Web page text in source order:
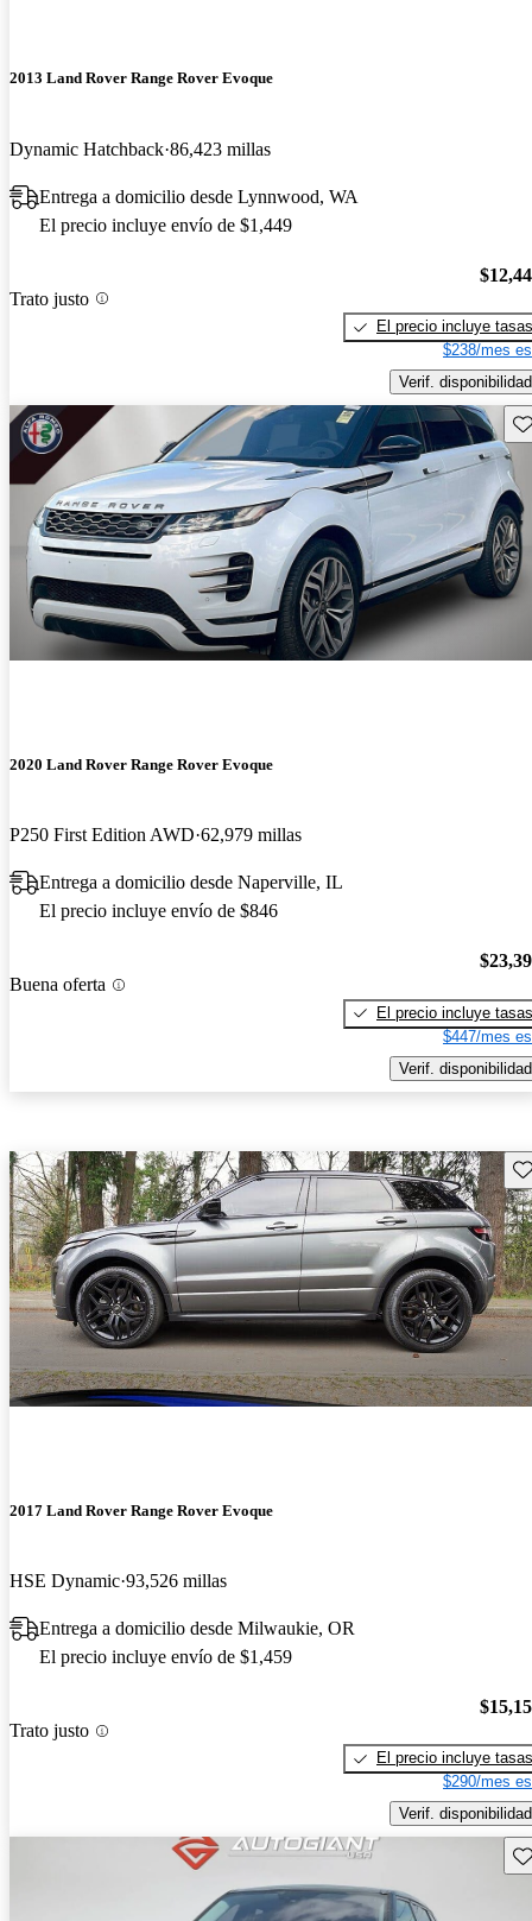
2013 Land Rover Range Rover Evoque
Dynamic Hatchback 86,423 millas
Entrega a domicilio desde Lynnwood, WA
El precio incluye envío de $1,449
Trato justo
El precio incluye tasas
$238/mes
Verif. disponibilidad
2020 Land Rover Range Rover Evoque
P250 First Edition AWD 62,979 millas
Entrega a domicilio desde Naperville, IL
El precio incluye envío de $846
Buena oferta
El precio incluye tasas
$447/mes
Verif. disponibilidad
2017 Land Rover Range Rover Evoque
HSE Dynamic 93,526 millas
Entrega a domicilio desde Milwaukie, OR
El precio incluye envío de $1,459
Trato justo
El precio incluye tasas
$290/mes
Verif. disponibilidad